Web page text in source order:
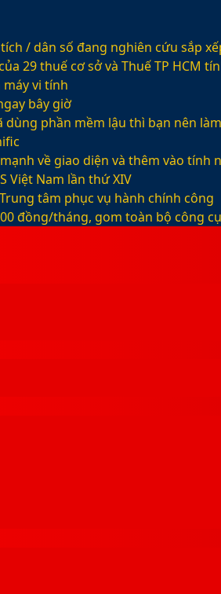
/ dân số đang nghiên cứu sắp
29 thuế cơ sở và Thuế TP HCM
vi tính
bây giờ
phần mềm lậu thì bạn nên
về giao diện và thêm vào tính
Việt Nam lần thứ XIV
tâm phục vụ hành chính công
đồng/tháng, gom toàn bộ công